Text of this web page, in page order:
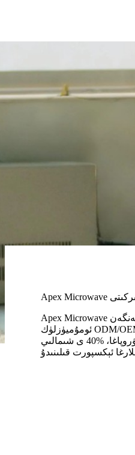
Apex Microwave شىركىتى خېرىدارلارنىڭ ئالاھىدە ئېھتىياجى ۋە ھەل قىلىش چارىلىرىنى قاندۇرۇش ئۈچۈن لايىھەلەنگەن
ئومۇميۈزلۈك ODM/OEM مۇلازىمىتى بىلەن تەمىنلەيدۇ. كۈچلۈك دۇنياۋى ئابرويغا ئىگە بولغان Apex Microwave شىركىتى
ئۆزىنىڭ زاپچاسلىرىنىڭ كۆپ قىسمىنى چەتئەل بازارلىرىغا ئېكسپورت قىلىدۇ، بۇنىڭ ئىچىدە %50 ى ياۋروپاغا، %40 ى شىمالىي